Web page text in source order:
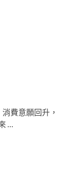
費意願回升，
…